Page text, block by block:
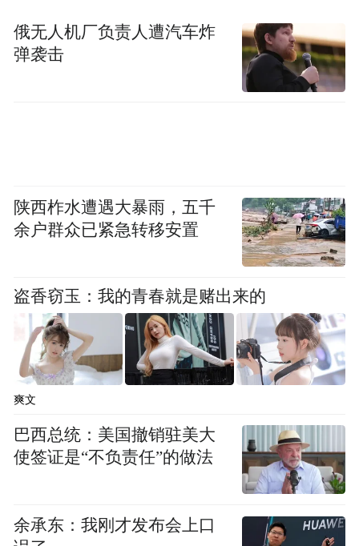
大会全员审议并全票通过《协会章程（修正
案）》，新增监事会机制、优化会费标准，
进一步规范协会运营管理；同时，大会表决
通过第六届理事会、监事会及会员候选名
单，为协会注入全新青春力量。
新晋纳新，凝聚青企新力量
俄无人机厂负责人遭汽车炸
弹袭击
陕西柞水遭遇大暴雨，五千
余户群众已紧急转移安置
盗香窃玉：我的青春就是赌出来的
爽文
巴西总统：美国撤销驻美大
使签证是“不负责任”的做法
余承东：我刚才发布会上口